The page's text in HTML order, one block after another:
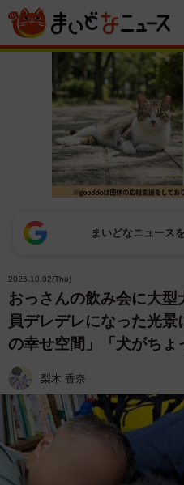
まいどなニュース
2025.10.02(Thu)
おっさんの飲み会に大
員デレデレになった光
の幸せ空間」「犬がちょ
梨木 香奈